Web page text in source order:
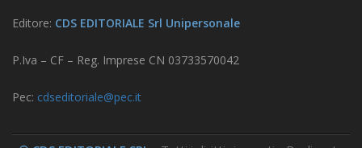
Editore: CDS EDITORIALE Srl Unipersonale
P.Iva – CF – Reg. Imprese CN 03733570042
Pec: cdseditoriale@pec.it